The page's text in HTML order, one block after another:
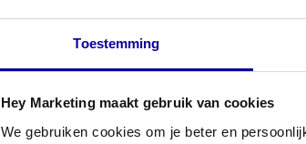
Toestemming
Hey Marketing maakt gebruik van cookies
We gebruiken cookies om je beter en